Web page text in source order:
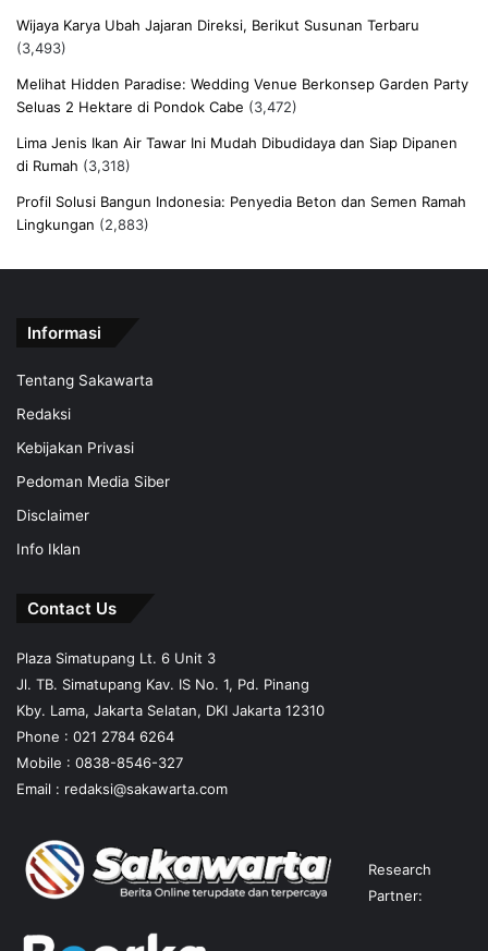
Wijaya Karya Ubah Jajaran Direksi, Berikut Susunan Terbaru
(3,493)
Melihat Hidden Paradise: Wedding Venue Berkonsep Garden Party
Seluas 2 Hektare di Pondok Cabe (3,472)
Lima Jenis Ikan Air Tawar Ini Mudah Dibudidaya dan Siap Dipanen
di Rumah (3,318)
Profil Solusi Bangun Indonesia: Penyedia Beton dan Semen Ramah
Lingkungan (2,883)
Informasi
Tentang Sakawarta
Redaksi
Kebijakan Privasi
Pedoman Media Siber
Disclaimer
Info Iklan
Contact Us
Plaza Simatupang Lt. 6 Unit 3
Jl. TB. Simatupang Kav. IS No. 1, Pd. Pinang
Kby. Lama, Jakarta Selatan, DKI Jakarta 12310
Phone : 021 2784 6264
Mobile : 0838-8546-327
Email : redaksi@sakawarta.com
Research
Partner: